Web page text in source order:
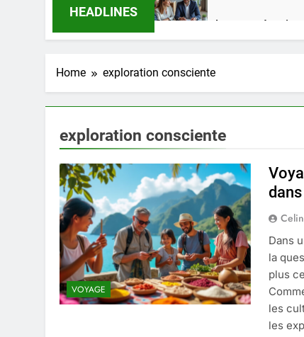
HEADLINES
Guide complet pour réussir
2 Semaines Ago
Quel est le salaire de
4 Mois Ago
Découvrez notre test
4 Mois Ago
Liste complète des marques
4 Mois Ago
Quels sont les inconvénients
Home exploration consciente
exploration consciente
VOYAGE
Dans
la
plus
les
les